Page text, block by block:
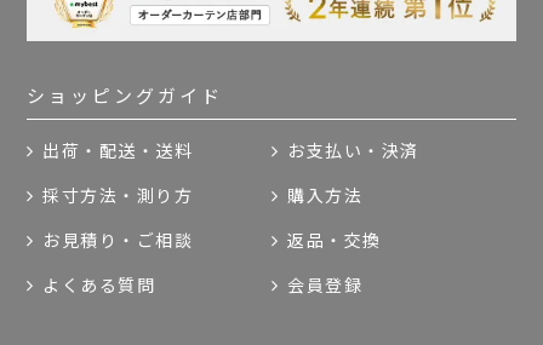
ショッピングガイド
出荷・配送・送料 お支払い・決済
採寸方法・測り方 購入方法
お見積り・ご相談 返品・交換
よくある質問 会員登録